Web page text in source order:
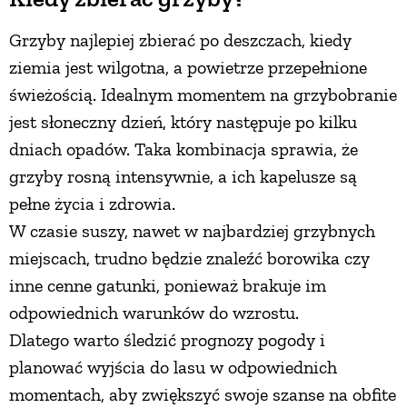
Grzyby najlepiej zbierać po deszczach, kiedy
ziemia jest wilgotna, a powietrze przepełnione
świeżością. Idealnym momentem na grzybobranie
jest słoneczny dzień, który następuje po kilku
dniach opadów. Taka kombinacja sprawia, że
grzyby rosną intensywnie, a ich kapelusze są
pełne życia i zdrowia.
W czasie suszy, nawet w najbardziej grzybnych
miejscach, trudno będzie znaleźć borowika czy
inne cenne gatunki, ponieważ brakuje im
odpowiednich warunków do wzrostu.
Dlatego warto śledzić prognozy pogody i
planować wyjścia do lasu w odpowiednich
momentach, aby zwiększyć swoje szanse na obfite